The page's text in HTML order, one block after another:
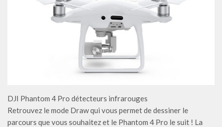
DJI Phantom 4 Pro détecteurs infrarouges
Retrouvez le mode Draw qui vous permet de dessiner le
parcours que vous souhaitez et le Phantom 4 Pro le suit ! La